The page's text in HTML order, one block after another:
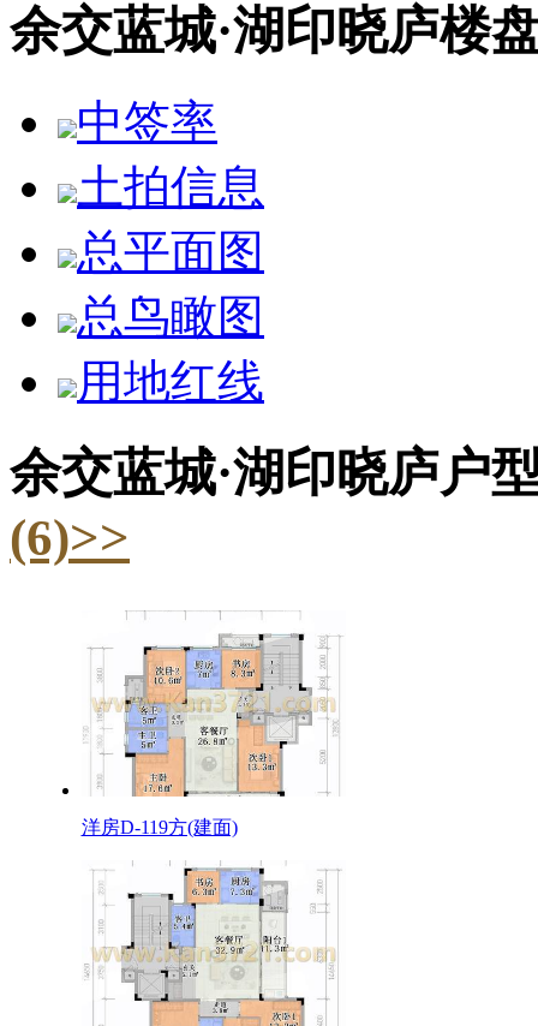
余交蓝城·湖印晓庐楼
中签率
土拍信息
总平面图
总鸟瞰图
用地红线
余交蓝城·湖印晓庐户
(6)>>
洋房D-119方(建面)